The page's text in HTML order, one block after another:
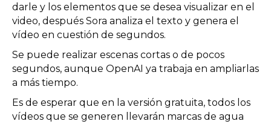
darle y los elementos que se desea visualizar en el
video, después Sora analiza el texto y genera el
vídeo en cuestión de segundos.
Se puede realizar escenas cortas o de pocos
segundos, aunque OpenAI ya trabaja en ampliarlas
a más tiempo.
Es de esperar que en la versión gratuita, todos los
vídeos que se generen llevarán marcas de agua